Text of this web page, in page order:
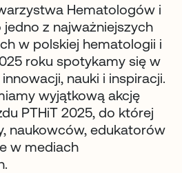
Hematologów i
z najważniejszych
w polskiej hematologii i
roku spotykamy się w
nauki i inspiracji.
wyjątkową akcję
PTHiT 2025, do której
naukowców, edukatorów
w mediach